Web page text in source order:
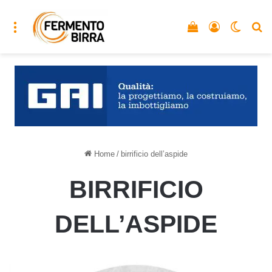
Menu Accedi
Vedi il carrello
Home / birrificio dell’aspide
BIRRIFICIO
DELL’ASPIDE